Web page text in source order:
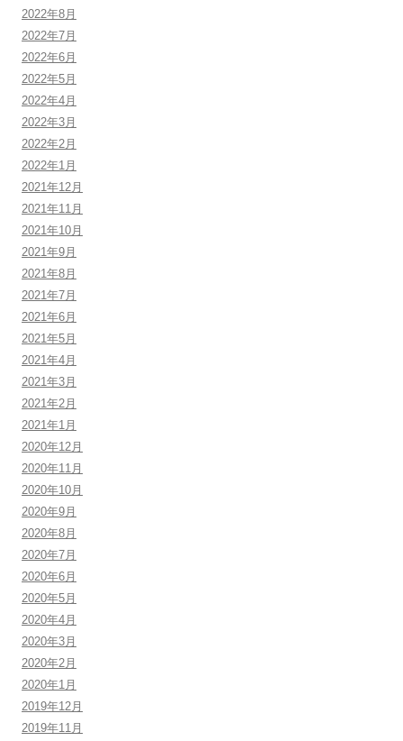
2022年8月
2022年7月
2022年6月
2022年5月
2022年4月
2022年3月
2022年2月
2022年1月
2021年12月
2021年11月
2021年10月
2021年9月
2021年8月
2021年7月
2021年6月
2021年5月
2021年4月
2021年3月
2021年2月
2021年1月
2020年12月
2020年11月
2020年10月
2020年9月
2020年8月
2020年7月
2020年6月
2020年5月
2020年4月
2020年3月
2020年2月
2020年1月
2019年12月
2019年11月